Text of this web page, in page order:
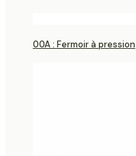
00A : Fermoir à pression